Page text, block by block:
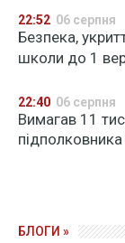
22:52 06 серпня
Безпека,
школи до 1
22:40 06 серпня
Вимагав 11
підполковника
БЛОГИ »